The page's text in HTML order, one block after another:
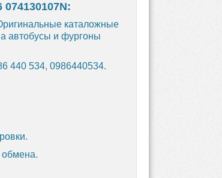
каталожные
автобусы и фургоны
440 534, 0986440534.
обмена.